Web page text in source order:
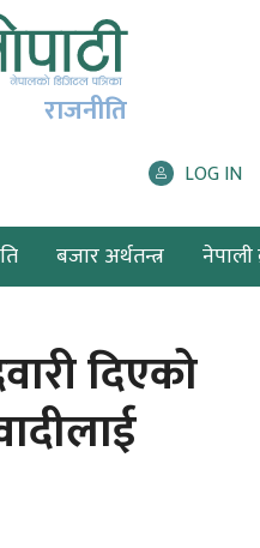
राजनीति
LOG IN
बजार अर्थतन्त्र नेपाली
दिएको